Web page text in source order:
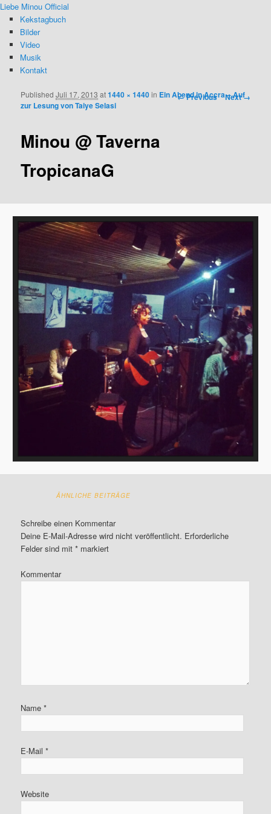
Liebe Minou Official
Kekstagbuch
Bilder
Video
Musik
Kontakt
Image navigation
← Previous Next →
Minou @ Taverna
TropicanaG
PublishedJuli 17, 2013 at1440 × 1440in Ein Abend in Accra – Auf
zur Lesung von Taiye Selasi
ÄHNLICHE BEITRÄGE
Schreibe einen Kommentar
Deine E-Mail-Adresse wird nicht veröffentlicht. Erforderliche
Felder sind mit* markiert
Kommentar
Name*
E-Mail*
Website